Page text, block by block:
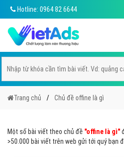
Hotline: 0964 82 6644
Trang chủ Chủ đề offine là gì
Một số bài viết theo chủ đề "offine là gì"
>50.000 bài viết trên web gửi tới quý bạn